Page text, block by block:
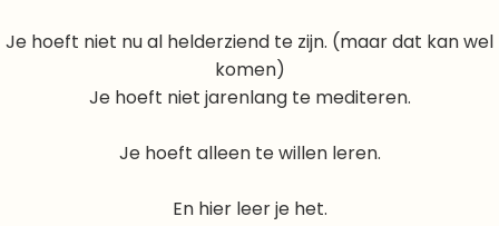
Je hoeft niet nu al helderziend te zijn. (maar dat kan wel
komen)
Je hoeft niet jarenlang te mediteren.
Je hoeft alleen te willen leren.
En hier leer je het.